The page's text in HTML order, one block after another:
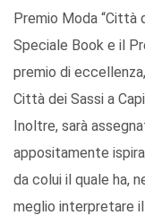
Premio Moda “Città
Speciale Book e il
premio di
Città dei Sassi a
Inoltre, sarà
appositamente
da colui il quale ha,
meglio interpretare